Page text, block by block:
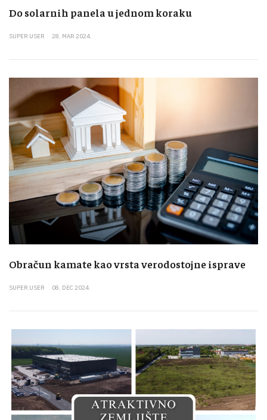
Do solarnih panela u jednom koraku
SUPER USER 28. MAR 2024.
Obračun kamate kao vrsta verodostojne isprave
SUPER USER 08. DEC 2024.